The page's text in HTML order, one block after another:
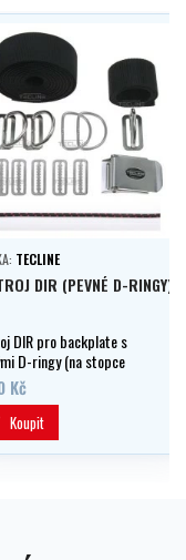
TECLINE
DIR (PEVNÉ D-RINGY)
DIR pro backplate s
D-ringy (na stopce
Kč
Koupit